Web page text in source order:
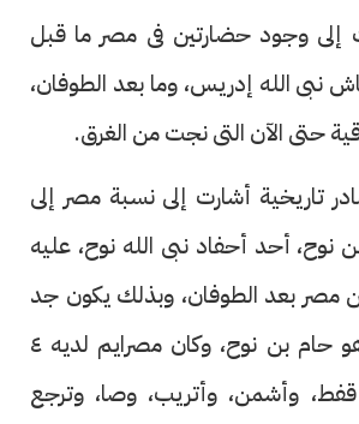
إلى وجود حضارتين فى مصر ما قبل
نبى الله إدريس، وما بعد الطوفان،
حتى الآن التى نجت من الغرق.
تاريخية أشارت إلى نسبة مصر إلى
نوح، أحد أحفاد نبى الله نوح، عليه
مصر بعد الطوفان، وبذلك يكون جد
المصريين الأكبر هو حام بن نوح، وكان مصرايم لديه ٤
قفط، وأشمن، وأتريب، وصا، وترجع